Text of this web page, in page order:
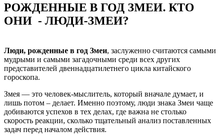
РОЖДЕННЫЕ В ГОД ЗМЕИ. КТО
ОНИ - ЛЮДИ-ЗМЕИ?
Люди, рожденные в год Змеи, заслуженно считаются самыми
мудрыми и самыми загадочными среди всех других
представителей двеннадцатилетнего цикла китайского
гороскопа.
Змея — это человек-мыслитель, который вначале думает, и
лишь потом – делает. Именно поэтому, люди знака Змеи чаще
добиваются успехов в тех делах, где важна не столько
скорость реакции, сколько тщательный анализ поставленных
задач перед началом действия.